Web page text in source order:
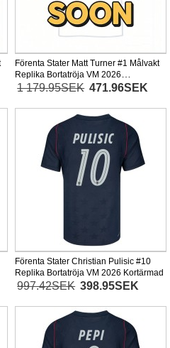
Förenta Stater Matt Turner #1 Målvakt
Replika Bortatröja VM 2026
Långärmad
1 179.95SEK 471.96SEK
Förenta Stater Christian Pulisic #10
Replika Bortatröja VM 2026 Kortärmad
997.42SEK 398.95SEK